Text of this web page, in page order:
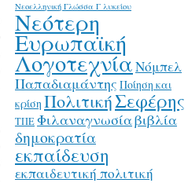
Νεοελληνική Γλώσσα Γ λυκείου
Νεότερη
Ευρωπαϊκή
ΛογοτεχνίαΝόμπελ
Παπαδιαμάντης Ποίηση και
κρίση ΠολιτικήΣεφέρης
ΤΠΕΦιλαναγνωσίαβιβλία
δημοκρατία
εκπαίδευση
εκπαιδευτική πολιτική